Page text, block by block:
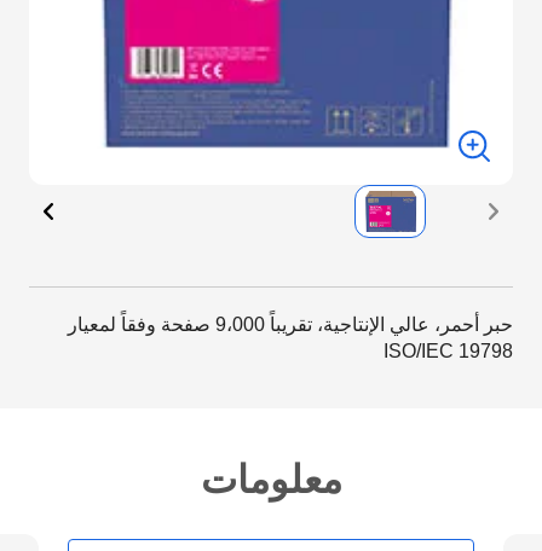
حبر أحمر، عالي الإنتاجية، تقريباً 9،000 صفحة وفقاً لمعيار
ISO/IEC 19798
معلومات